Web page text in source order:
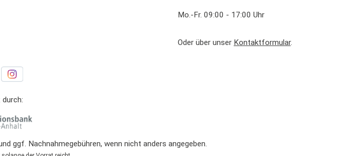
Mo.-Fr. 09:00 - 17:00 Uhr
Oder über unser Kontaktformular.
ggf. Nachnahmegebühren, wenn nicht anders angegeben.